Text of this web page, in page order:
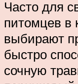
Часто для
питомцев в
выбирают
быстро
сочную